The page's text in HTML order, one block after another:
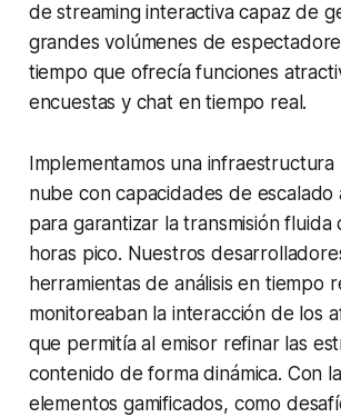
de streaming interactiva capaz de
grandes volúmenes de
tiempo que ofrecía funciones
encuestas y chat en tiempo real.
Implementamos una infraestructura
nube con capacidades de escalado
para garantizar la transmisión fluida
horas pico. Nuestros
herramientas de análisis en tiempo
monitoreaban la interacción de los
que permitía al emisor refinar las
contenido de forma dinámica. Con
elementos gamificados, como